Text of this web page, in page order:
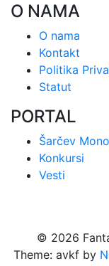
O NAMA
O nama
Kontakt
Politika
Statut
PORTAL
Šarčev
Konkursi
Vesti
© 2026
Theme: avkf by